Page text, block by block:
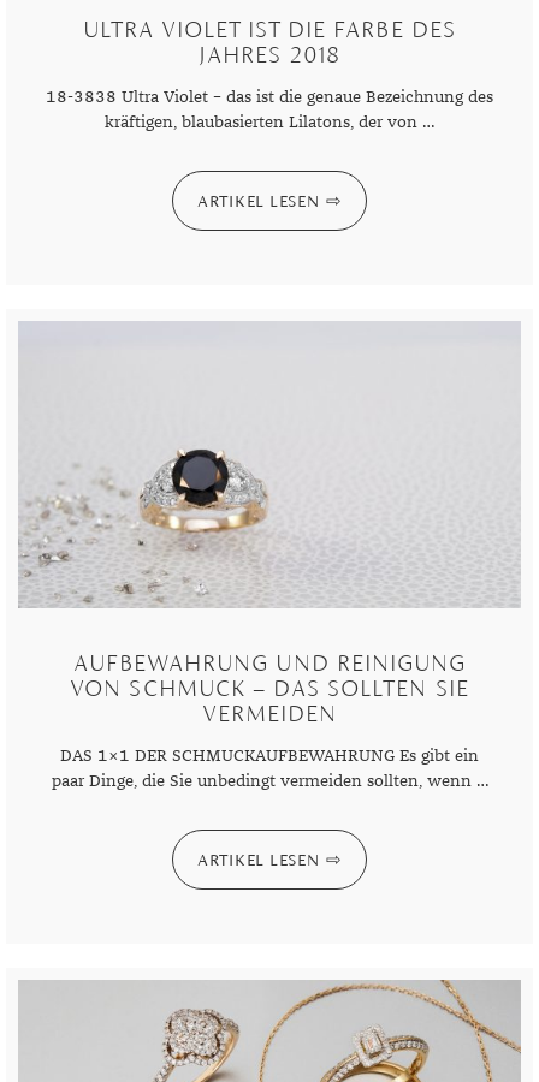
ULTRA VIOLET IST DIE FARBE DES
JAHRES 2018
18-3838 Ultra Violet – das ist die genaue Bezeichnung des
kräftigen, blaubasierten Lilatons, der von …
ARTIKEL LESEN
AUFBEWAHRUNG UND REINIGUNG
VON SCHMUCK – DAS SOLLTEN SIE
VERMEIDEN
DAS 1×1 DER SCHMUCKAUFBEWAHRUNG Es gibt ein
paar Dinge, die Sie unbedingt vermeiden sollten, wenn …
ARTIKEL LESEN